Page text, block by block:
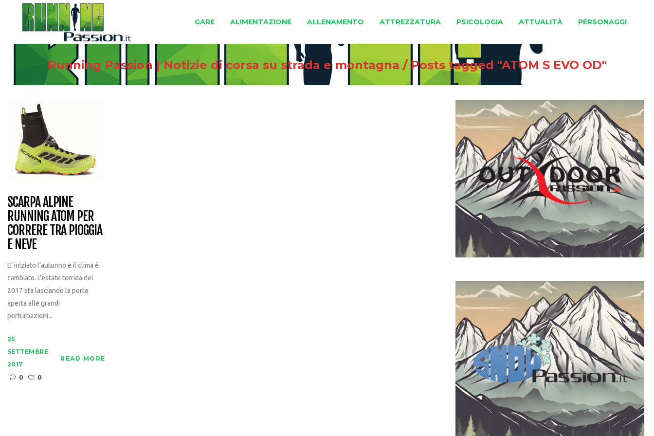
GARE ALIMENTAZIONE ALLENAMENTO ATTREZZATURA PSICOLOGIA ATTUALITÀ PERSONAGGI
Running Passion | Notizie di corsa su strada e montagna/Posts tagged "ATOM S EVO OD"
SCARPA ALPINE
RUNNING ATOM PER
CORRERE TRA PIOGGIA
E NEVE
E’ iniziato l’autunno e il clima è
cambiato. L’estate torrida del
2017 sta lasciando la porta
aperta alle grandi
perturbazioni...
25
SETTEMBRE
2017
0
0
READ MORE